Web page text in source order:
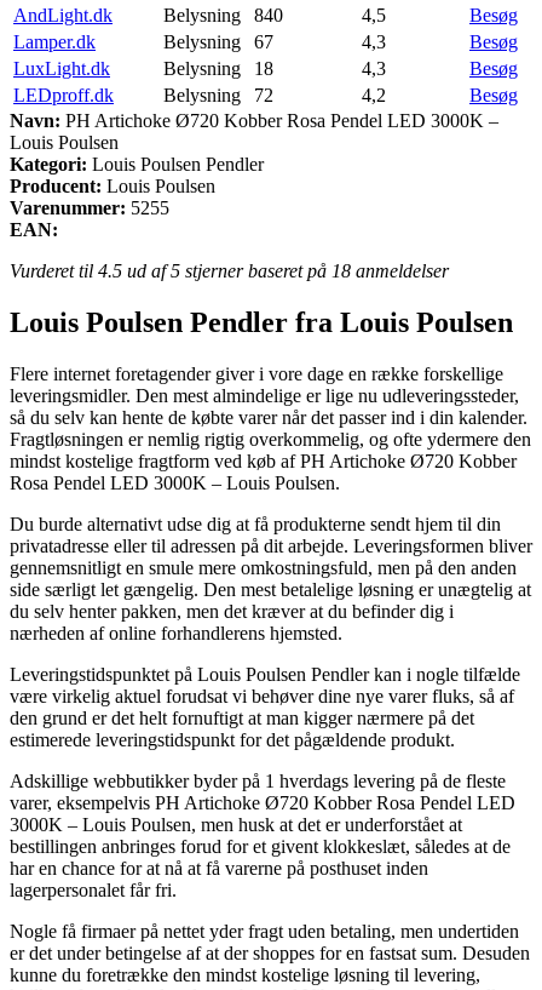
AndLight.dk
Belysning 840 4,5
Besøg
Lamper.dk
Belysning 67 4,3
Besøg
LuxLight.dk
Belysning 18 4,3
Besøg
LEDproff.dk
Belysning 72 4,2
Besøg
Navn: PH Artichoke Ø720 Kobber Rosa Pendel LED 3000K –
Louis Poulsen
Kategori: Louis Poulsen Pendler
Producent: Louis Poulsen
Varenummer: 5255
EAN:
Vurderet til 4.5 ud af 5 stjerner baseret på 18 anmeldelser
Louis Poulsen Pendler fra Louis Poulsen
Flere internet foretagender giver i vore dage en række forskellige
leveringsmidler. Den mest almindelige er lige nu udleveringssteder,
så du selv kan hente de købte varer når det passer ind i din kalender.
Fragtløsningen er nemlig rigtig overkommelig, og ofte ydermere den
mindst kostelige fragtform ved køb af PH Artichoke Ø720 Kobber
Rosa Pendel LED 3000K – Louis Poulsen.
Du burde alternativt udse dig at få produkterne sendt hjem til din
privatadresse eller til adressen på dit arbejde. Leveringsformen bliver
gennemsnitligt en smule mere omkostningsfuld, men på den anden
side særligt let gængelig. Den mest betalelige løsning er unægtelig at
du selv henter pakken, men det kræver at du befinder dig i
nærheden af online forhandlerens hjemsted.
Leveringstidspunktet på Louis Poulsen Pendler kan i nogle tilfælde
være virkelig aktuel forudsat vi behøver dine nye varer fluks, så af
den grund er det helt fornuftigt at man kigger nærmere på det
estimerede leveringstidspunkt for det pågældende produkt.
Adskillige webbutikker byder på 1 hverdags levering på de fleste
varer, eksempelvis PH Artichoke Ø720 Kobber Rosa Pendel LED
3000K – Louis Poulsen, men husk at det er underforstået at
bestillingen anbringes forud for et givent klokkeslæt, således at de
har en chance for at nå at få varerne på posthuset inden
lagerpersonalet får fri.
Nogle få firmaer på nettet yder fragt uden betaling, men undertiden
er det under betingelse af at der shoppes for en fastsat sum. Desuden
kunne du foretrække den mindst kostelige løsning til levering,